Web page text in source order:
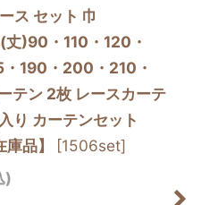
ス セット 巾
)90・110・120・
190・200・210・
テン 2枚 レースカーテ
り カーテンセット
品】
[1506set]
)